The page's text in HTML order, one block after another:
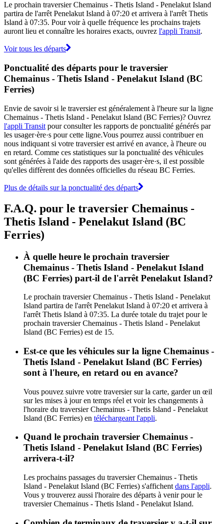
Le prochain traversier Chemainus - Thetis Island - Penelakut Island
partira de l'arrêt Penelakut Island à 07:20 et arrivera à l'arrêt Thetis
Island à 07:35. Pour voir à quelle fréquence les prochains trajets
auront lieu et connaître les horaires exacts, ouvrez l'appli Transit.
Voir tous les départs
Ponctualité des départs pour le traversier
Chemainus - Thetis Island - Penelakut Island (BC
Ferries)
Envie de savoir si le traversier est généralement à l'heure sur la ligne
Chemainus - Thetis Island - Penelakut Island (BC Ferries)? Ouvrez
l'appli Transit pour consulter les rapports de ponctualité générés par
les usager·ère·s pour cette ligne.Vous pourrez aussi contribuer en
nous indiquant si votre traversier est arrivé en avance, à l'heure ou
en retard. Comme ces statistiques sur la ponctualité des véhicules
sont générées à l'aide des rapports des usager·ère·s, il est possible
qu'elles diffèrent des données officielles du réseau BC Ferries.
Plus de détails sur la ponctualité des départs
F.A.Q. pour le traversier Chemainus -
Thetis Island - Penelakut Island (BC
Ferries)
À quelle heure le prochain traversier
Chemainus - Thetis Island - Penelakut Island
(BC Ferries) part-il de l'arrêt Penelakut Island?
Le prochain traversier Chemainus - Thetis Island - Penelakut
Island partira de l'arrêt Penelakut Island à 07:20 et arrivera à
l'arrêt Thetis Island à 07:35. La durée totale du trajet pour le
prochain traversier Chemainus - Thetis Island - Penelakut
Island (BC Ferries) est de 15.
Est-ce que les véhicules sur la ligne Chemainus -
Thetis Island - Penelakut Island (BC Ferries)
sont à l'heure, en retard ou en avance?
Vous pouvez suivre votre traversier sur la carte, garder un œil
sur les mises à jour en temps réel et voir les changements à
l'horaire du traversier Chemainus - Thetis Island - Penelakut
Island (BC Ferries) en téléchargeant l'appli.
Quand le prochain traversier Chemainus -
Thetis Island - Penelakut Island (BC Ferries)
arrivera-t-il?
Les prochains passages du traversier Chemainus - Thetis
Island - Penelakut Island (BC Ferries) s'affichent dans l'appli.
Vous y trouverez aussi l'horaire des départs à venir pour le
traversier Chemainus - Thetis Island - Penelakut Island.